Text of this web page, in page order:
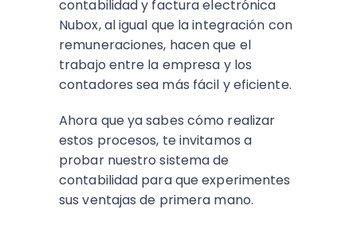
contabilidad y factura electrónica
Nubox, al igual que la integración con
remuneraciones, hacen que el
trabajo entre la empresa y los
contadores sea más fácil y eficiente.
Ahora que ya sabes cómo realizar
estos procesos, te invitamos a
probar nuestro sistema de
contabilidad para que experimentes
sus ventajas de primera mano.